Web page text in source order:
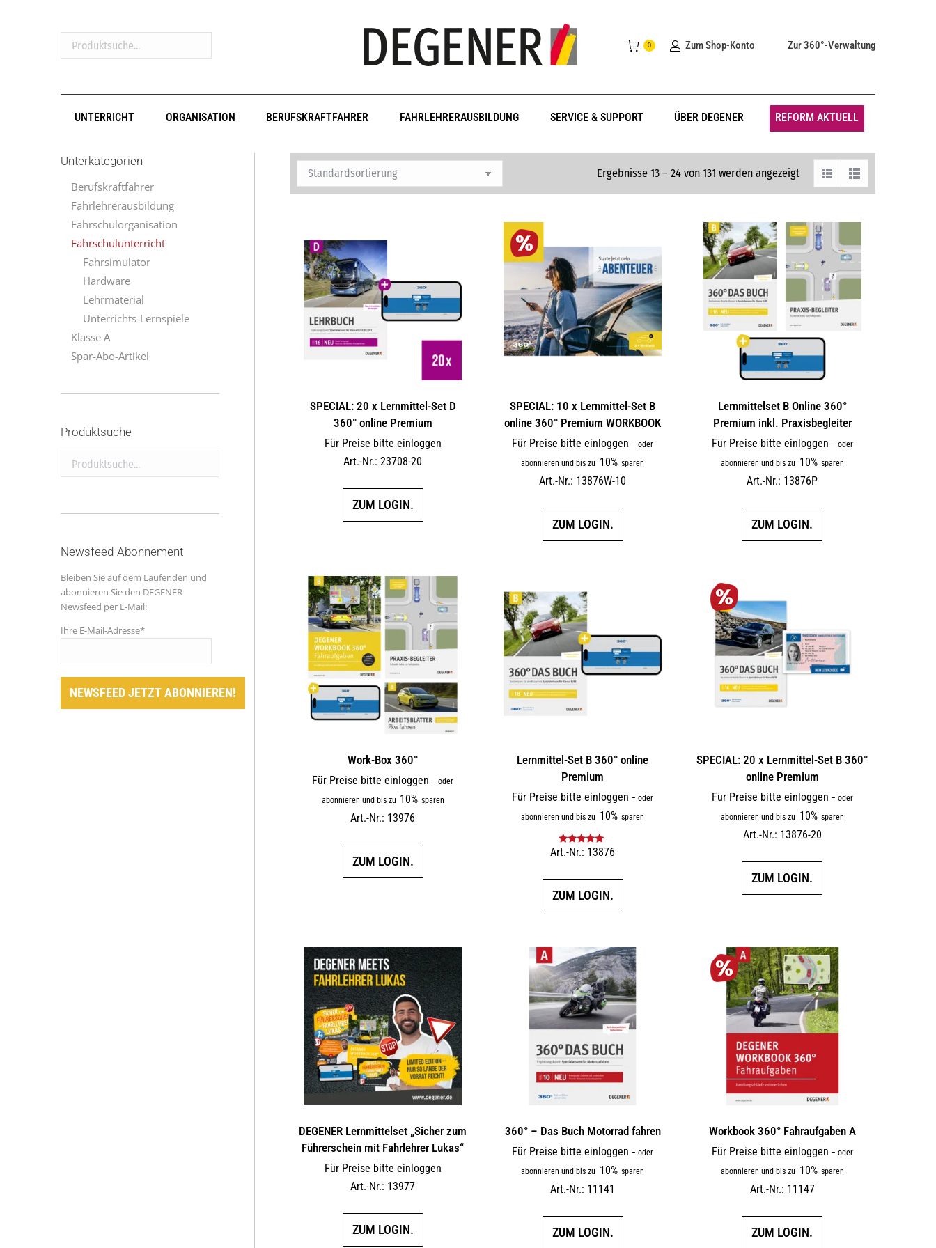
Produktsuche...
0 Zum Shop-Konto Zur 360°-Verwaltung
UNTERRICHT ORGANISATION BERUFSKRAFTFAHRER FAHRLEHRERAUSBILDUNG SERVICE & SUPPORT ÜBER DEGENER REFORM AKTUELL
Ergebnisse 13 – 24 von 131 werden angezeigt
SPECIAL: 20 x Lernmittel-Set D
360° online Premium
Für Preise bitte einloggen
Art.-Nr.: 23708-20
ZUM LOGIN.
SPECIAL: 10 x Lernmittel-Set B
online 360° Premium WORKBOOK
Für Preise bitte einloggen – oder
abonnieren und bis zu 10% sparen
Art.-Nr.: 13876W-10
ZUM LOGIN.
Lernmittelset B Online 360°
Premium inkl. Praxisbegleiter
Für Preise bitte einloggen – oder
abonnieren und bis zu 10% sparen
Art.-Nr.: 13876P
ZUM LOGIN.
Work-Box 360°
Für Preise bitte einloggen – oder
abonnieren und bis zu 10% sparen
Art.-Nr.: 13976
ZUM LOGIN.
Lernmittel-Set B 360° online
Premium
Für Preise bitte einloggen – oder
abonnieren und bis zu 10% sparen
Bewertet mit
Art.-Nr.: 13876
ZUM LOGIN.
SPECIAL: 20 x Lernmittel-Set B 360°
online Premium
Für Preise bitte einloggen – oder
abonnieren und bis zu 10% sparen
Art.-Nr.: 13876-20
ZUM LOGIN.
DEGENER Lernmittelset „Sicher zum
Führerschein mit Fahrlehrer Lukas“
Für Preise bitte einloggen
Art.-Nr.: 13977
ZUM LOGIN.
360° – Das Buch Motorrad fahren
Für Preise bitte einloggen – oder
abonnieren und bis zu 10% sparen
Art.-Nr.: 11141
ZUM LOGIN.
Workbook 360° Fahraufgaben A
Für Preise bitte einloggen – oder
abonnieren und bis zu 10% sparen
Art.-Nr.: 11147
ZUM LOGIN.
Unterkategorien
Berufskraftfahrer
Fahrlehrerausbildung
Fahrschulorganisation
Fahrschulunterricht
Fahrsimulator
Hardware
Lehrmaterial
Unterrichts-Lernspiele
Klasse A
Spar-Abo-Artikel
Produktsuche
Produktsuche...
Newsfeed-Abonnement
Bleiben Sie auf dem Laufenden und
abonnieren Sie den DEGENER
Newsfeed per E-Mail:
Ihre E-Mail-Adresse*